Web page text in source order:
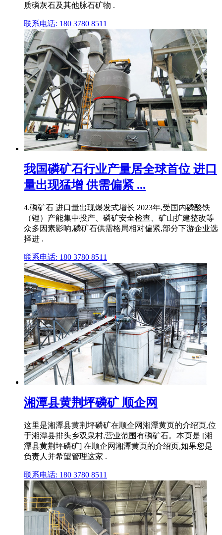
质磷灰石及其他脉石矿物 .
联系电话: 180 3780 8511
我国磷矿石行业产量居全球首位 进口
量出现猛增 供需偏紧 ...
4.磷矿石 进口量出现爆发式增长 2023年,受国内磷酸铁
（锂）产能集中投产、磷矿安全检查、矿山扩建整改等
众多因素影响,磷矿石供需格局相对偏紧,部分下游企业选
择进 .
联系电话: 180 3780 8511
湘潭县黄荆坪磷矿 顺企网
这里是湘潭县黄荆坪磷矿在顺企网湘潭黄页的介绍页,位
于湘潭县排头乡双泉村,营业范围有磷矿石。本页是 [湘
潭县黄荆坪磷矿] 在顺企网湘潭黄页的介绍页,如果您是
负责人并希望管理这家 .
联系电话: 180 3780 8511